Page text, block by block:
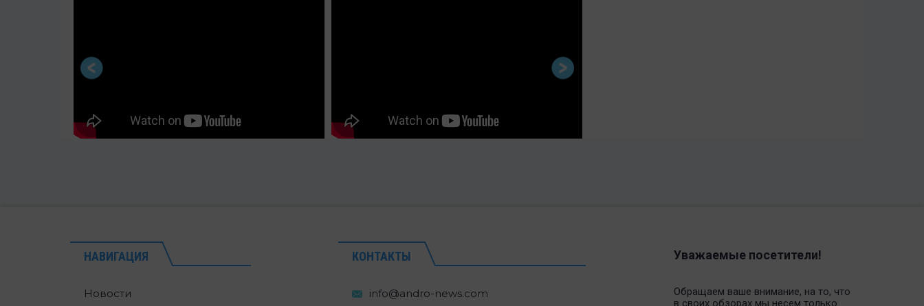
НАВИГАЦИЯ
Новости
КОНТАКТЫ Уважаемые посетители!
Обращаем ваше внимание, на то, что
в своих обзорах мы несем только